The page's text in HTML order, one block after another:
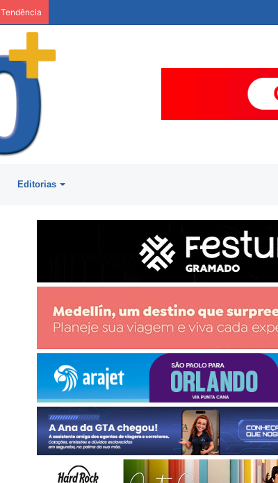
Tendência
Editorias